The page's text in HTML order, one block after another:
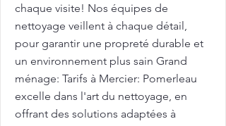
chaque visite! Nos équipes de
nettoyage veillent à chaque détail,
pour garantir une propreté durable et
un environnement plus sain Grand
ménage: Tarifs à Mercier: Pomerleau
excelle dans l'art du nettoyage, en
offrant des solutions adaptées à